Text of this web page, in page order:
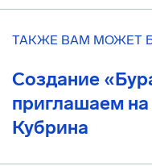
ТАКЖЕ ВАМ МОЖЕТ
Создание
приглашаем
Кубрина